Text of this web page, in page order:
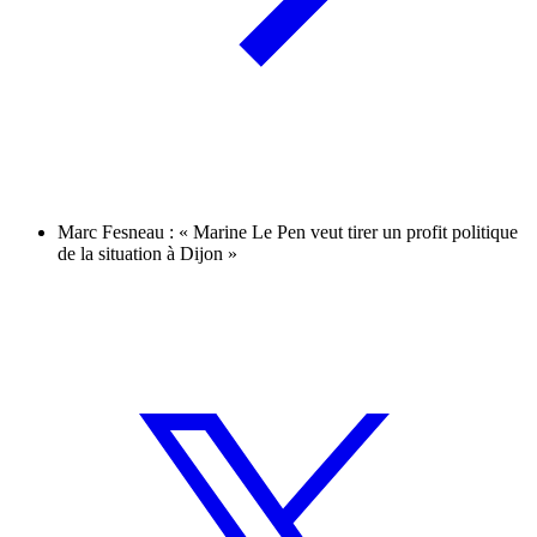
Marc Fesneau : « Marine Le Pen veut tirer un profit politique
de la situation à Dijon »